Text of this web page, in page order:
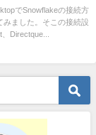
とは？
でSnowflakeの接続方
みました。そこの接続設
Directque...